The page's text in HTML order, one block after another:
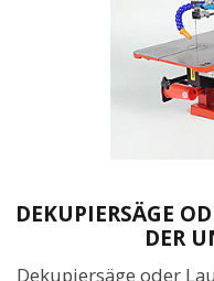
DEKUPIERSÄGE
DER
Dekupiersäge oder